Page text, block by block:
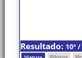
Resultado: 10º